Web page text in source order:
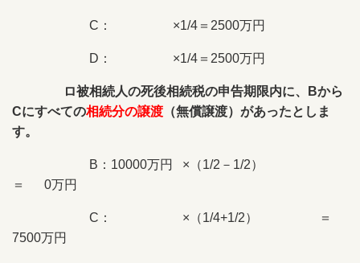
C： ×1/4＝2500万円
D： ×1/4＝2500万円
ロ被相続人の死後相続税の申告期限内に、Bから
Cにすべての相続分の譲渡 （無償譲渡）があったとしま
す。
B：10000万円 ×（1/2－1/2）
＝ 0万円
C： ×（1/4+1/2） ＝
7500万円